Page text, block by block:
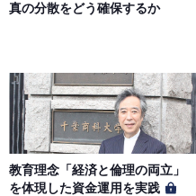
真の分散をどう確保するか
教育理念「経済と倫理の両立」
を体現した資金運用を実践